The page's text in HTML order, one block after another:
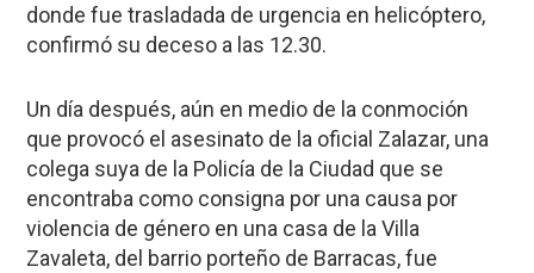
donde fue trasladada de urgencia en helicóptero,
confirmó su deceso a las 12.30.
Un día después, aún en medio de la conmoción
que provocó el asesinato de la oficial Zalazar, una
colega suya de la Policía de la Ciudad que se
encontraba como consigna por una causa por
violencia de género en una casa de la Villa
Zavaleta, del barrio porteño de Barracas, fue